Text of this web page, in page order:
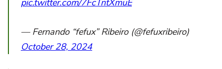
pic.twitter.com/7FcTntXmuE
— Fernando “fefux” Ribeiro (@fefuxribeiro)
October 28, 2024